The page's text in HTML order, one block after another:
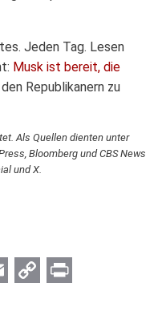
Jeden Tag. Lesen
Musk ist bereit, die
Republikanern zu
Als Quellen dienten unter
Bloomberg und CBS News
und X.